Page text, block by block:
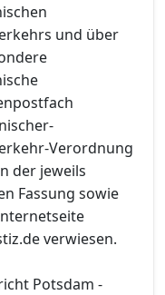
und über
Verordnung
der jeweils
Fassung sowie
verwiesen.
Potsdam -